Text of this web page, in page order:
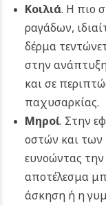
Κοιλιά. Η πιο
ραγάδων,
δέρμα
στην
και σε
παχυσαρκίας.
Μηροί. Στην
οστών και των
ευνοώντας
αποτέλεσμα
άσκηση ή η